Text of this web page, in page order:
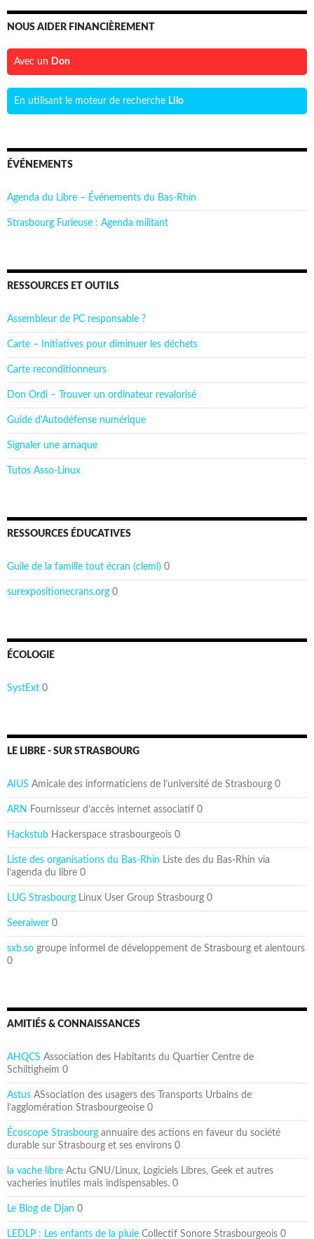
NOUS AIDER FINANCIÈREMENT
Avec un Don
En utilisant le moteur de recherche Lilo
ÉVÉNEMENTS
Agenda du Libre – Événements du Bas-Rhin
Strasbourg Furieuse : Agenda militant
RESSOURCES ET OUTILS
Assembleur de PC responsable ?
Carte – Initiatives pour diminuer les déchets
Carte reconditionneurs
Don Ordi – Trouver un ordinateur revalorisé
Guide d'Autodéfense numérique
Signaler une arnaque
Tutos Asso-Linux
RESSOURCES ÉDUCATIVES
Guile de la famille tout écran (clemi) 0
surexpositionecrans.org 0
ÉCOLOGIE
SystExt 0
LE LIBRE - SUR STRASBOURG
AIUS Amicale des informaticiens de l’université de Strasbourg 0
ARN Fournisseur d’accès internet associatif 0
Hackstub Hackerspace strasbourgeois 0
Liste des organisations du Bas-Rhin Liste des du Bas-Rhin via
l’agenda du libre 0
LUG Strasbourg Linux User Group Strasbourg 0
Seeraiwer 0
sxb.so groupe informel de développement de Strasbourg et alentours
0
AMITIÉS & CONNAISSANCES
AHQCS Association des Habitants du Quartier Centre de
Schiltigheim 0
Astus ASsociation des usagers des Transports Urbains de
l’agglomération Strasbourgeoise 0
Écoscope Strasbourg annuaire des actions en faveur du société
durable sur Strasbourg et ses environs 0
la vache libre Actu GNU/Linux, Logiciels Libres, Geek et autres
vacheries inutiles mais indispensables. 0
Le Blog de Djan 0
LEDLP : Les enfants de la pluie Collectif Sonore Strasbourgeois 0